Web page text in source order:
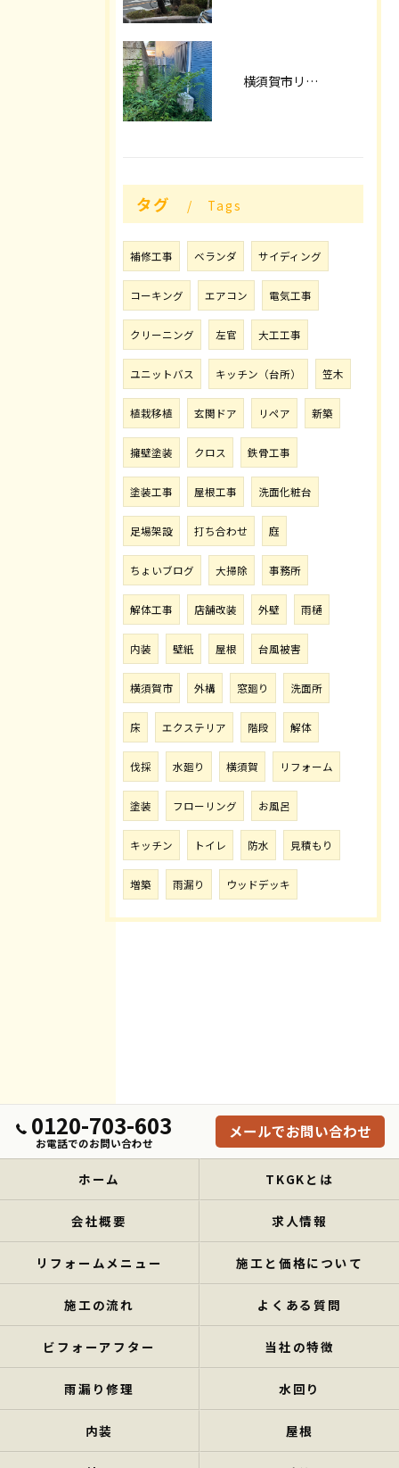
横須賀市リフォーム 庭木伐採工事
タグ Tags
補修工事 ベランダ サイディング
コーキング エアコン 電気工事
クリーニング 左官 大工工事
ユニットバス キッチン（台所） 笠木
植栽移植 玄関ドア リペア 新築
擁壁塗装 クロス 鉄骨工事
塗装工事 屋根工事 洗面化粧台
足場架設 打ち合わせ 庭
ちょいブログ 大掃除 事務所
解体工事 店舗改装 外壁 雨樋
内装 壁紙 屋根 台風被害
横須賀市 外構 窓廻り 洗面所
床 エクステリア 階段 解体
伐採 水廻り 横須賀 リフォーム
塗装 フローリング お風呂
キッチン トイレ 防水 見積もり
増築 雨漏り ウッドデッキ
0120-703-603
お電話でのお問い合わせ
メールでお問い合わせ
ホーム TKGKとは
会社概要 求人情報
リフォームメニュー 施工と価格について
施工の流れ よくある質問
ビフォーアフター 当社の特徴
雨漏り修理 水回り
内装 屋根